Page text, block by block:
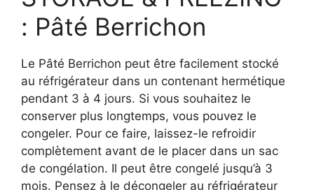
: Pâté Berrichon
Le Pâté Berrichon peut être facilement stocké
au réfrigérateur dans un contenant hermétique
pendant 3 à 4 jours. Si vous souhaitez le
conserver plus longtemps, vous pouvez le
congeler. Pour ce faire, laissez-le refroidir
complètement avant de le placer dans un sac
de congélation. Il peut être congelé jusqu’à 3
mois. Pensez à le décongeler au réfrigérateur